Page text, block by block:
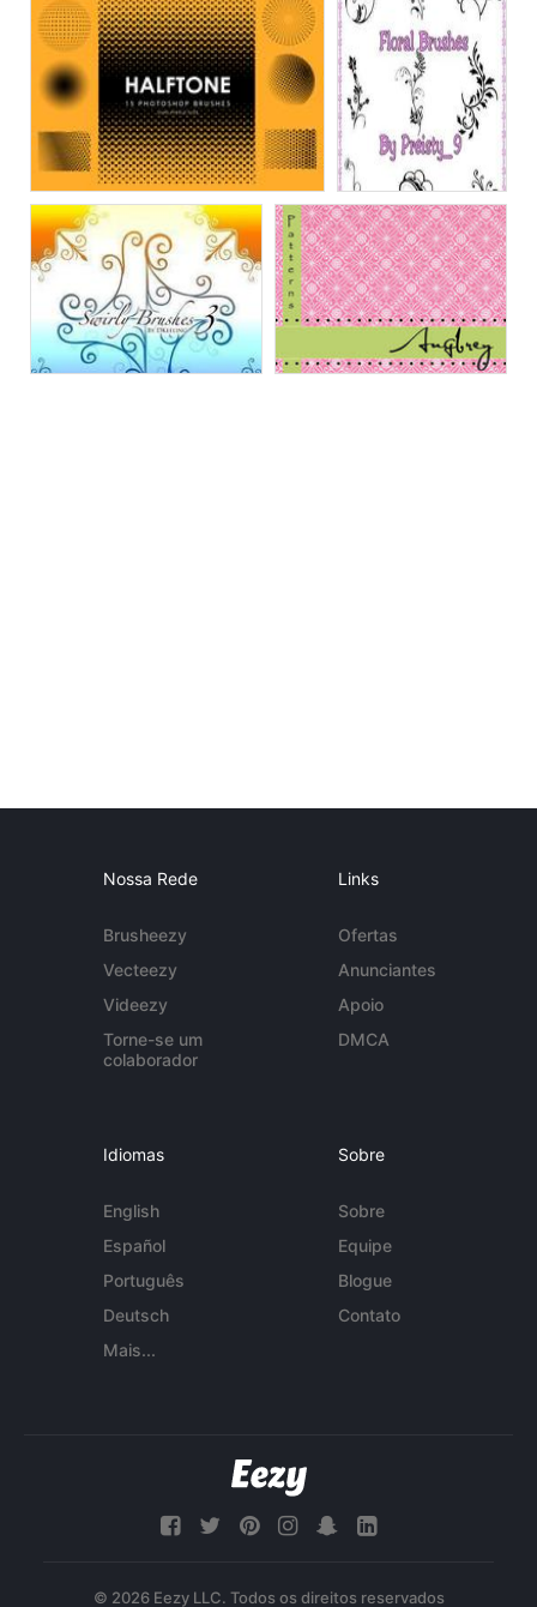
Nossa Rede
Brusheezy
Vecteezy
Videezy
Torne-se um
colaborador
Links
Ofertas
Anunciantes
Apoio
DMCA
Idiomas
English
Español
Português
Deutsch
Mais...
Sobre
Sobre
Equipe
Blogue
Contato
© 2026 Eezy LLC. Todos os direitos reservados